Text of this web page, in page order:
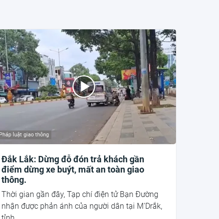
luật giao thông
Đắk Lắk: Dừng đỗ đón trả khách gần
điểm dừng xe buýt, mất an toàn giao
thông.
Thời gian gần đây, Tạp chí điện tử Bạn Đường
nhận được phản ánh của người dân tại M'Drắk,